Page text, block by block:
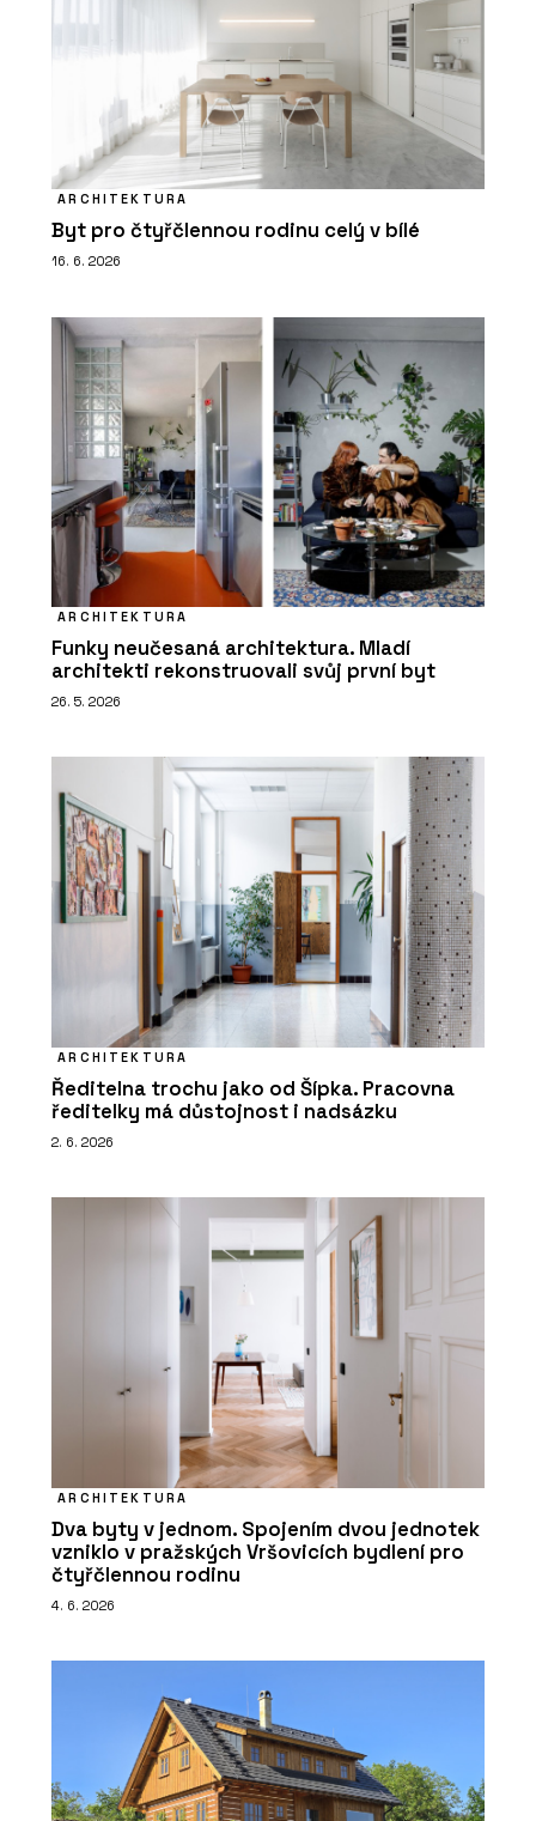
ARCHITEKTURA
Byt pro čtyřčlennou rodinu celý v bílé
16. 6. 2026
ARCHITEKTURA
Funky neučesaná architektura. Mladí
architekti rekonstruovali svůj první byt
26. 5. 2026
ARCHITEKTURA
Ředitelna trochu jako od Šípka. Pracovna
ředitelky má důstojnost i nadsázku
2. 6. 2026
ARCHITEKTURA
Dva byty v jednom. Spojením dvou jednotek
vzniklo v pražských Vršovicích bydlení pro
čtyřčlennou rodinu
4. 6. 2026